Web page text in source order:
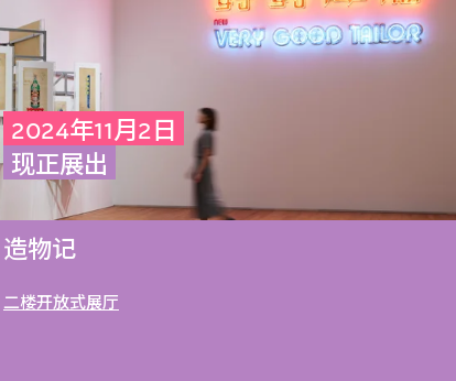
2024年11月2日
现正展出
造物记
二楼开放式展厅